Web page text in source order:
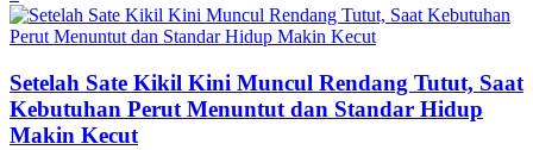
Setelah Sate Kikil Kini Muncul Rendang Tutut, Saat
Kebutuhan Perut Menuntut dan Standar Hidup
Makin Kecut